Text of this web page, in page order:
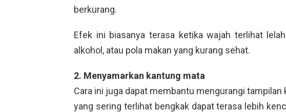
berkurang.
Efek ini biasanya terasa ketika wajah terlihat
alkohol, atau pola makan yang kurang sehat.
2. Menyamarkan kantung mata
Cara ini juga dapat membantu mengurangi tampilan
yang sering terlihat bengkak dapat terasa lebih